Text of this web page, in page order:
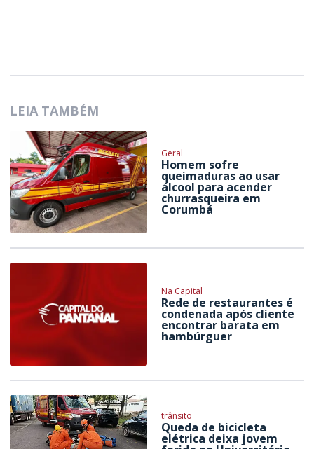
LEIA TAMBÉM
Geral
Homem sofre
queimaduras ao usar
álcool para acender
churrasqueira em
Corumbá
Na Capital
Rede de restaurantes é
condenada após cliente
encontrar barata em
hambúrguer
trânsito
Queda de bicicleta
elétrica deixa jovem